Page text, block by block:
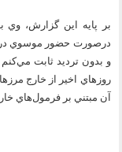
بر پايه اين گزارش،‌
درصورت حضور موسوي در
و بدون ترديد ثابت‌
روزهاي اخير از خارج
آن مبتني بر فرمول‌هاي